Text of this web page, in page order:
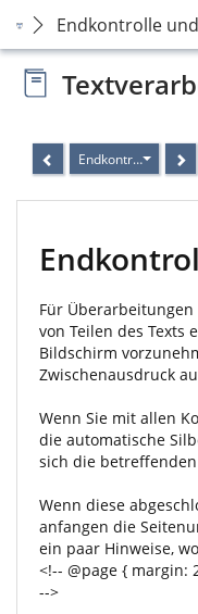
Endkontrolle
Endkontrolle
Für
von Teilen des Texts
Bildschirm
Zwischenausdruck
Wenn Sie mit allen
die automatische
sich die
Wenn diese
anfangen die
ein paar Hinweise,
<!-- @page { margin:
-->